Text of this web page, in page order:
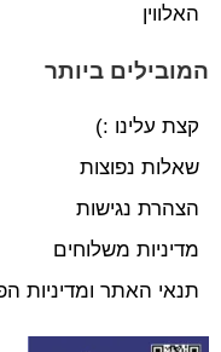
האלווין
המובילים ביותר
קצת עלינו :)
שאלות נפוצות
הצהרת נגישות
מדיניות משלוחים
תנאי האתר ומדיניות